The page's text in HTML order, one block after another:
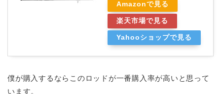
Amazonで見る
楽天市場で見る
Yahooショップで見る
僕が購入するならこのロッドが一番購入率が高いと思って
います。